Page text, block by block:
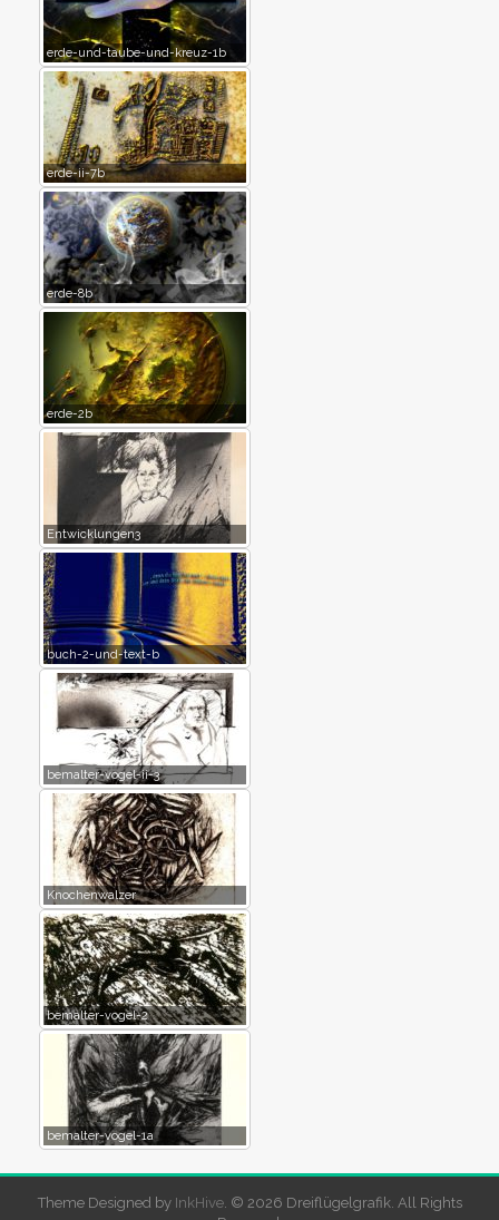
erde-und-taube-und-kreuz-1b
erde-ii-7b
erde-8b
erde-2b
Entwicklungen3
buch-2-und-text-b
bemalter-vogel-ii-3
Knochenwalzer
bemalter-vogel-2
bemalter-vogel-1a
Theme Designed by InkHive. © 2026 Dreiflügelgrafik. All Rights